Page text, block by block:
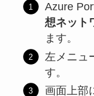
Azure
想ネット
ます。
左メニュ
す。
画面上部